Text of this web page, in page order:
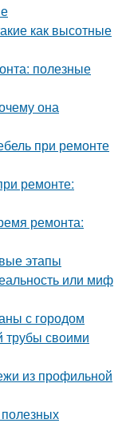
как высотные
полезные
она
при ремонте
ремонте:
ремонта:
этапы
или миф
с городом
трубы своими
из профильной